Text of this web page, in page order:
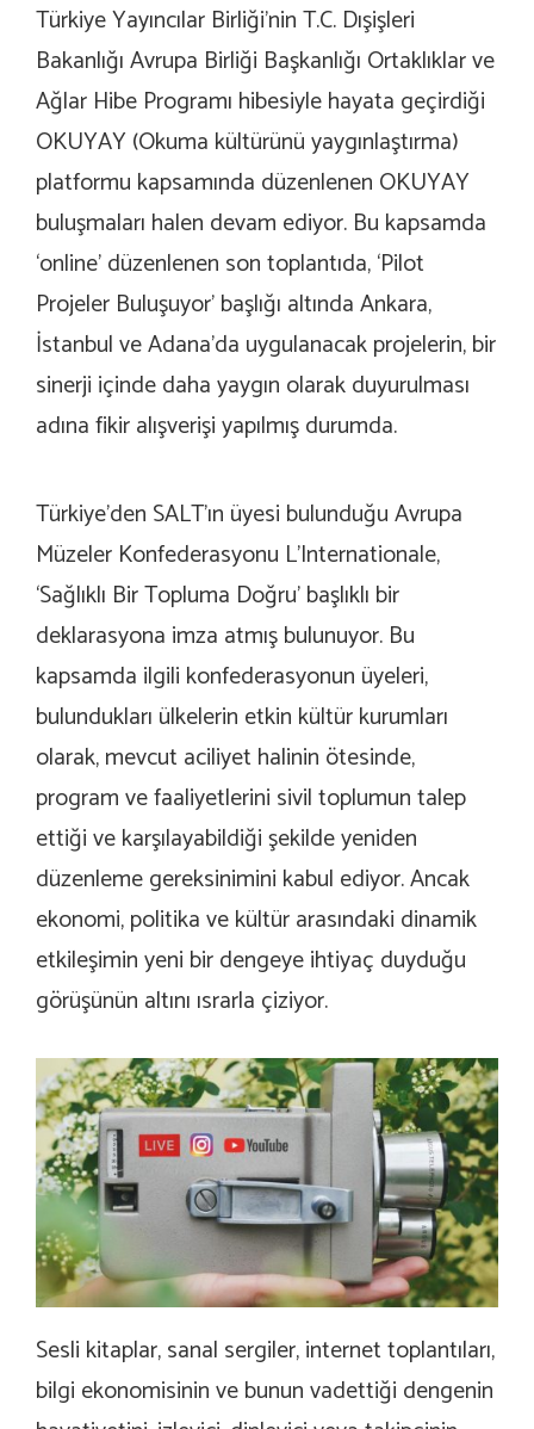
Türkiye Yayıncılar Birliği’nin T.C. Dışişleri
Bakanlığı Avrupa Birliği Başkanlığı Ortaklıklar ve
Ağlar Hibe Programı hibesiyle hayata geçirdiği
OKUYAY (Okuma kültürünü yaygınlaştırma)
platformu kapsamında düzenlenen OKUYAY
buluşmaları halen devam ediyor. Bu kapsamda
‘online’ düzenlenen son toplantıda, ‘Pilot
Projeler Buluşuyor’ başlığı altında Ankara,
İstanbul ve Adana’da uygulanacak projelerin, bir
sinerji içinde daha yaygın olarak duyurulması
adına fikir alışverişi yapılmış durumda.
Türkiye’den SALT’ın üyesi bulunduğu Avrupa
Müzeler Konfederasyonu L’Internationale,
‘Sağlıklı Bir Topluma Doğru’ başlıklı bir
deklarasyona imza atmış bulunuyor. Bu
kapsamda ilgili konfederasyonun üyeleri,
bulundukları ülkelerin etkin kültür kurumları
olarak, mevcut aciliyet halinin ötesinde,
program ve faaliyetlerini sivil toplumun talep
ettiği ve karşılayabildiği şekilde yeniden
düzenleme gereksinimini kabul ediyor. Ancak
ekonomi, politika ve kültür arasındaki dinamik
etkileşimin yeni bir dengeye ihtiyaç duyduğu
görüşünün altını ısrarla çiziyor.
Sesli kitaplar, sanal sergiler, internet toplantıları,
bilgi ekonomisinin ve bunun vadettiği dengenin